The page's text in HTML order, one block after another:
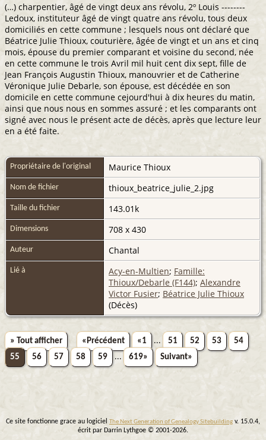
(…) charpentier, âgé de vingt deux ans révolu, 2º Louis --------
Ledoux, instituteur âgé de vingt quatre ans révolu, tous deux
domiciliés en cette commune ; lesquels nous ont déclaré que
Béatrice Julie Thioux, couturière, âgée de vingt et un ans et cinq
mois, épouse du premier comparant et voisine du second, née
en cette commune le trois Avril mil huit cent dix sept, fille de
Jean François Augustin Thioux, manouvrier et de Catherine
Véronique Julie Debarle, son épouse, est décédée en son
domicile en cette commune cejourd'hui à dix heures du matin,
ainsi que nous nous en sommes assuré ; et les comparants ont
signé avec nous le présent acte de décès, après que lecture leur
en a été faite.
Propriétaire de l'original Maurice Thioux
Nom de fichier thioux_beatrice_julie_2.jpg
Taille du fichier 143.01k
Dimensions 708 x 430
Auteur Chantal
Lié à Acy-en-Multien; Famille:
Thioux/Debarle (F144); Alexandre
Victor Fusier; Béatrice Julie Thioux
(Décès)
» Tout afficher «Précédent «1 ... 51 52 53
54
55
56 57 58 59 ... 619» Suivant»
Ce site fonctionne grace au logiciel The Next Generation of Genealogy Sitebuilding v. 15.0.4,
écrit par Darrin Lythgoe © 2001-2026.